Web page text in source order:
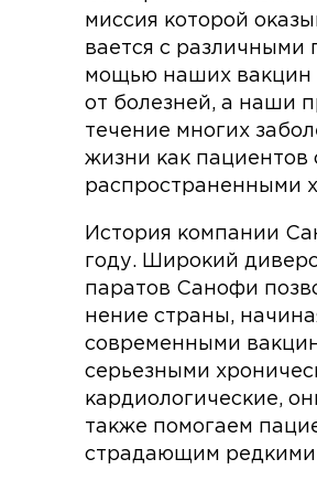
миссия которой
вается с
мощью наших вакцин
от болезней, а наши
тече­ние многих
жизни как пациентов
распространенными
История компании
году. Широкий
паратов Санофи
нение страны,
современными
серьезными
кардиологические,
также помогаем
страдающим редкими